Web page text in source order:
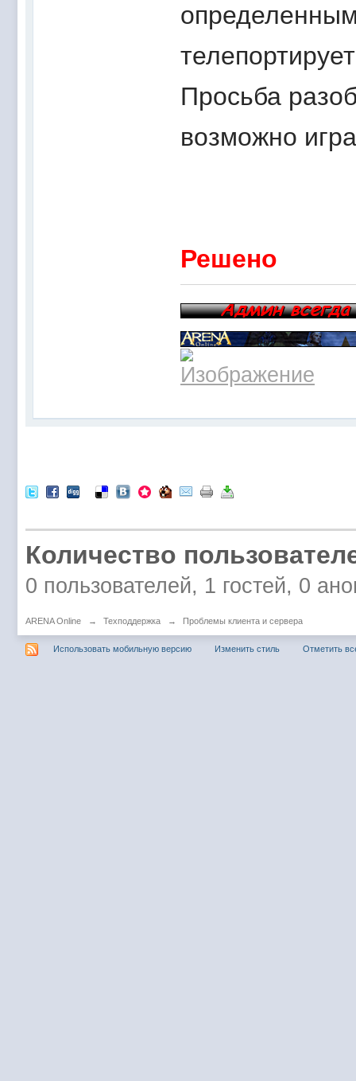
Просьба
возможно
Решено
Количество
0 пользователей, 1 гостей, 0
ARENA Online → Техподдержка → Проблемы клиента и сервера
Использовать мобильную версию Изменить стиль Отметить